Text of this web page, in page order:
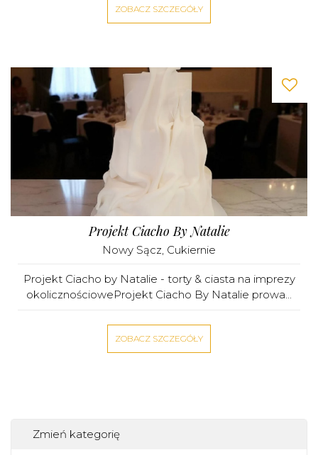
ZOBACZ SZCZEGÓŁY
Projekt Ciacho By Natalie
Nowy Sącz, Cukiernie
Projekt Ciacho by Natalie - torty & ciasta na imprezy
okolicznościoweProjekt Ciacho By Natalie prowa...
ZOBACZ SZCZEGÓŁY
Zmień kategorię